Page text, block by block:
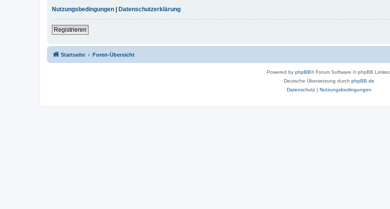
Nutzungsbedingungen
Datenschutzerklärung
Registrieren
Startseite Foren-Übersicht
Powered by phpBB® Forum Software © phpBB Limited
Deutsche Übersetzung durch phpBB.de
Datenschutz| Nutzungsbedingungen